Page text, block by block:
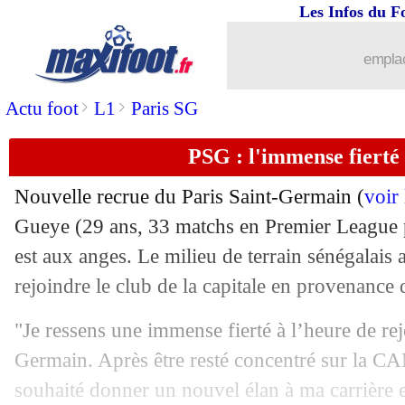
Actu foot> L1 > Paris SG
Les Infos du
PSG : l'immense fierté
Nouvelle recrue du Paris Saint-Germain (voir
Gueye (29 ans, 33 matchs en Premier
est aux anges. Le milieu de terrain sénégalais
rejoindre le club de la capitale en provenance
"Je ressens une immense fierté à l’heure de
Germain. Après être resté concentré sur la
souhaité donner un nouvel élan à ma carrière
M’Gladbach : Cuisance suivi en L1
30/07 Real: une pépite du centre recale
30/07 Juve: Kean va filer à Everton !
30/07 Arsenal : Pépé rêvait pourtant du PSG
30/07 Divers : Mourinho envoie un nouveau
30/07 Lille: deux joueurs en approche
Amical : la compo du PSG contre